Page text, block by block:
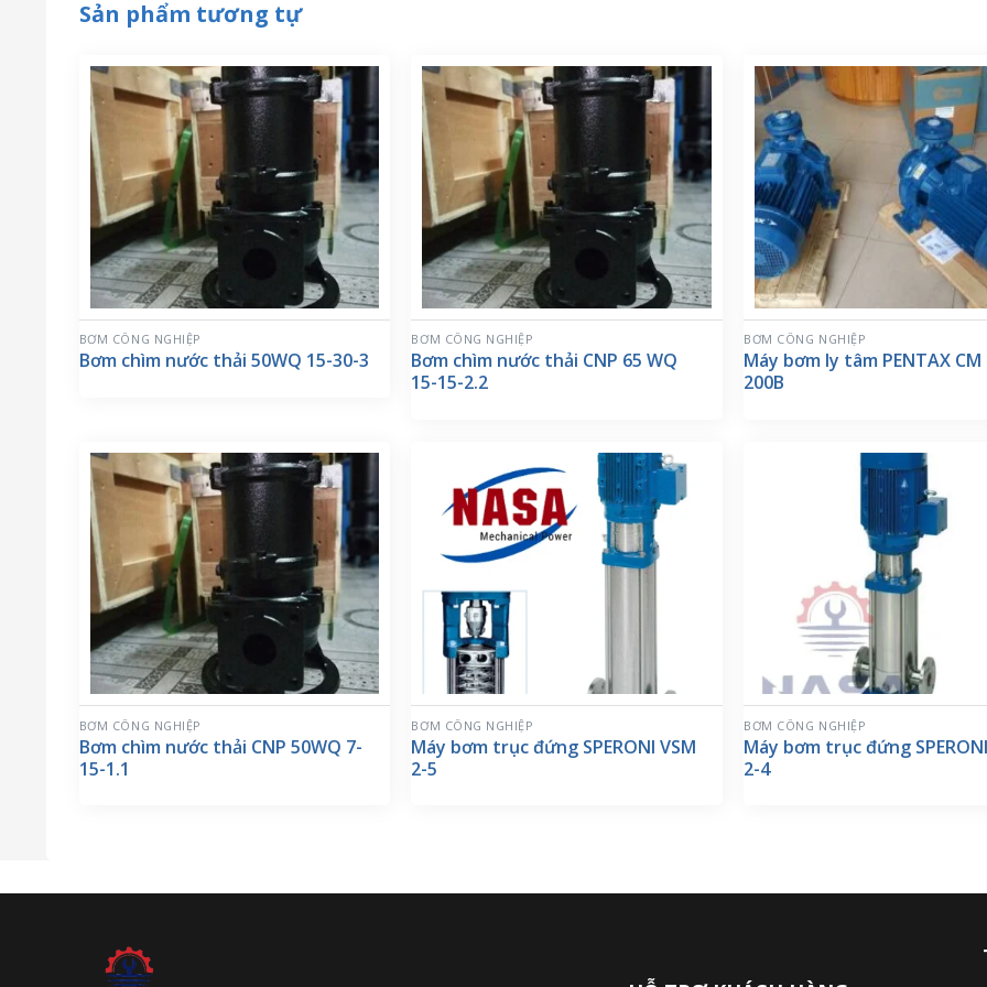
Sản phẩm tương tự
BƠM CÔNG NGHIỆP
Bơm chìm nước thải 50WQ 15-30-3
BƠM CÔNG NGHIỆP
Bơm chìm nước thải CNP 65 WQ
15-15-2.2
BƠM CÔNG NGHIỆP
Máy bơm ly tâm PENTAX CM
200B
BƠM CÔNG NGHIỆP
Bơm chìm nước thải CNP 50WQ 7-
15-1.1
BƠM CÔNG NGHIỆP
Máy bơm trục đứng SPERONI VSM
2-5
BƠM CÔNG NGHIỆP
Máy bơm trục đứng
2-4